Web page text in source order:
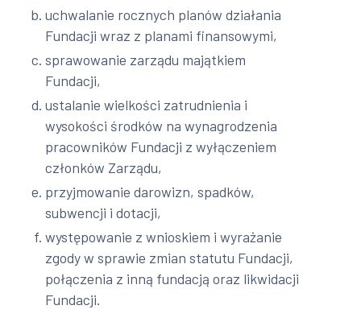
uchwalanie rocznych planów działania
Fundacji wraz z planami finansowymi,
sprawowanie zarządu majątkiem
Fundacji,
ustalanie wielkości zatrudnienia i
wysokości środków na wynagrodzenia
pracowników Fundacji z wyłączeniem
członków Zarządu,
przyjmowanie darowizn, spadków,
subwencji i dotacji,
występowanie z wnioskiem i wyrażanie
zgody w sprawie zmian statutu Fundacji,
połączenia z inną fundacją oraz likwidacji
Fundacji.